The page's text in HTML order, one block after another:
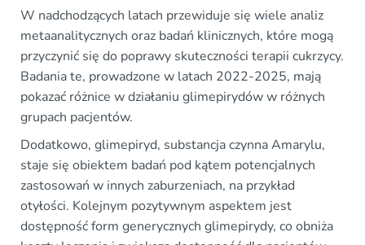
W nadchodzących latach przewiduje się wiele analiz
metaanalitycznych oraz badań klinicznych, które mogą
przyczynić się do poprawy skuteczności terapii cukrzycy.
Badania te, prowadzone w latach 2022-2025, mają
pokazać różnice w działaniu glimepirydów w różnych
grupach pacjentów.
Dodatkowo, glimepiryd, substancja czynna Amarylu,
staje się obiektem badań pod kątem potencjalnych
zastosowań w innych zaburzeniach, na przykład
otyłości. Kolejnym pozytywnym aspektem jest
dostępność form generycznych glimepirydy, co obniża